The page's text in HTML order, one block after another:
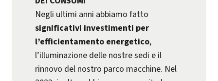
Negli ultimi anni abbiamo fatto
significativi investimenti per
l’efficientamento energetico,
l’illuminazione delle nostre sedi e il
rinnovo del nostro parco macchine. Nel